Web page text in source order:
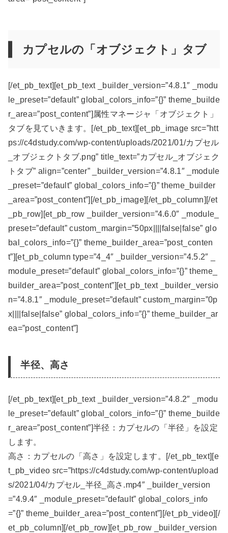
カプセルの「オブジェクト」タブ
[/et_pb_text][et_pb_text _builder_version=”4.8.1″ _modu
le_preset=”default” global_colors_info=”{}” theme_builde
r_area=”post_content”]属性マネージャ「オブジェクト」
タブを見ていきます。[/et_pb_text][et_pb_image src=”htt
ps://c4dstudy.com/wp-content/uploads/2021/01/カプセル
_オブジェクトタブ.png” title_text=”カプセル_オブジェク
トタブ” align=”center” _builder_version=”4.8.1″ _module
_preset=”default” global_colors_info=”{}” theme_builder
_area=”post_content”][/et_pb_image][/et_pb_column][/et
_pb_row][et_pb_row _builder_version=”4.6.0″ _module_
preset=”default” custom_margin=”50px||||false|false” glo
bal_colors_info=”{}” theme_builder_area=”post_conten
t”][et_pb_column type=”4_4″ _builder_version=”4.5.2″ _
module_preset=”default” global_colors_info=”{}” theme_
builder_area=”post_content”][et_pb_text _builder_versio
n=”4.8.1″ _module_preset=”default” custom_margin=”0p
x||||false|false” global_colors_info=”{}” theme_builder_ar
ea=”post_content”]
半径、高さ
[/et_pb_text][et_pb_text _builder_version=”4.8.2″ _modu
le_preset=”default” global_colors_info=”{}” theme_builde
r_area=”post_content”]半径：カプセルの「半径」を設定
します。
高さ：カプセルの「高さ」を設定します。[/et_pb_text][e
t_pb_video src=”https://c4dstudy.com/wp-content/upload
s/2021/04/カプセル_半径_高さ.mp4″ _builder_version
=”4.9.4″ _module_preset=”default” global_colors_info
=”{}” theme_builder_area=”post_content”][/et_pb_video][/
et_pb_column][/et_pb_row][et_pb_row _builder_version